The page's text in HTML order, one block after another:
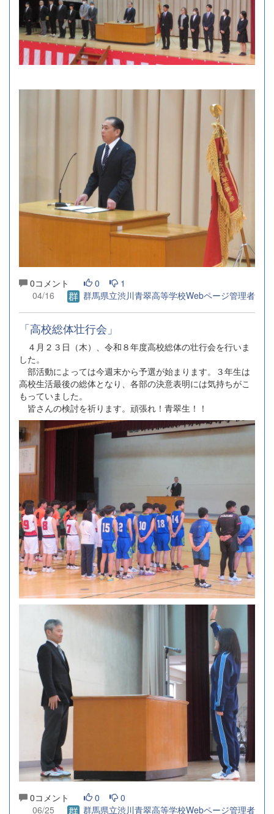
0コメント 0
1
04/16
群馬県立渋川青翠高等学校Webページ管理者
「高校総体壮行会」
４月２３日（木）、令和８年度高校総体の壮行会を行いま
した。
部活動によっては今週末から予選が始まります。３年生は
高校生活最後の総体となり、各部の決意表明には気持ちがこ
もっていました。
皆さんの検討を祈ります。頑張れ！青翠生！！
0コメント 0
0
06/25
群馬県立渋川青翠高等学校Webページ管理者